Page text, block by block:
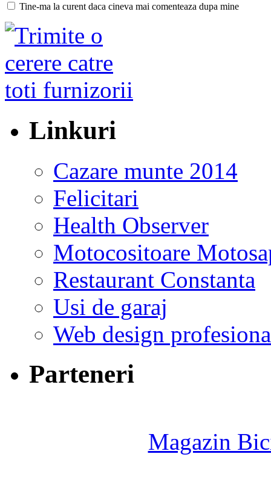
Tine-ma la curent daca cineva mai comenteaza dupa mine
Linkuri
Cazare munte 2014
Felicitari
Health Observer
Motocositoare
Restaurant Constanta
Usi de garaj
Web design
Parteneri
Magazin